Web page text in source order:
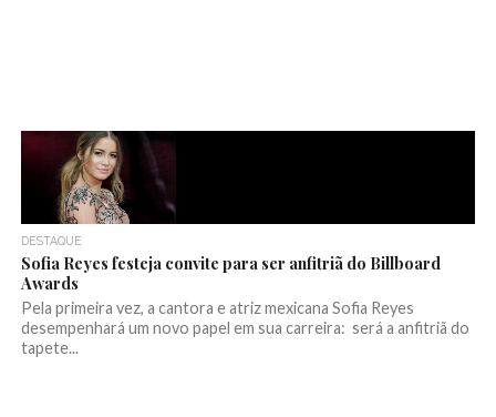
DESTAQUE
Sofia Reyes festeja convite para ser anfitriã do Billboard
Awards
Pela primeira vez, a cantora e atriz mexicana Sofia Reyes
desempenhará um novo papel em sua carreira: será a anfitriã do
tapete...